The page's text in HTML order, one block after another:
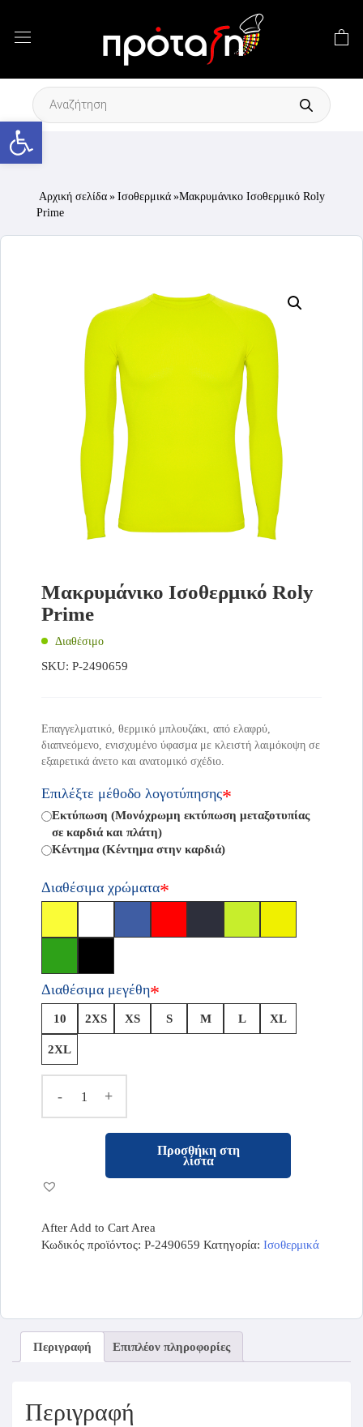
Ανοίξτε τη γραμμή εργαλείων
Products
search
Αρχική σελίδα » Ισοθερμικά »Μακρυμάνικο Ισοθερμικό Roly
Prime
Μακρυμάνικο Ισοθερμικό Roly
Prime
Διαθέσιμο
SKU: P-2490659
Επαγγελματικό, θερμικό μπλουζάκι, από ελαφρύ,
διαπνεόμενο, ενισχυμένο ύφασμα με κλειστή λαιμόκοψη σε
εξαιρετικά άνετο και ανατομικό σχέδιο.
*
Επιλέξτε μέθοδο λογοτύπησης
Εκτύπωση (Μονόχρωμη εκτύπωση μεταξοτυπίας
σε καρδιά και πλάτη)
Κέντημα (Κέντημα στην καρδιά)
*
Διαθέσιμα χρώματα
*
Διαθέσιμα μεγέθη
10 2XS XS S M L XL
2XL
- +
Προσθήκη στη
λίστα
After Add to Cart Area
Κωδικός προϊόντος: P-2490659 Κατηγορία: Ισοθερμικά
Περιγραφή Επιπλέον πληροφορίες
Περιγραφή